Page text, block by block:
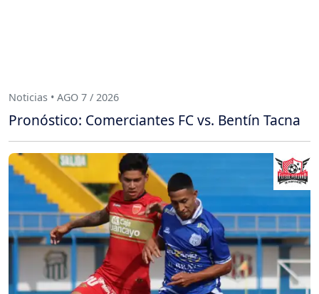
Noticias • AGO 7 / 2026
Pronóstico: Comerciantes FC vs. Bentín Tacna